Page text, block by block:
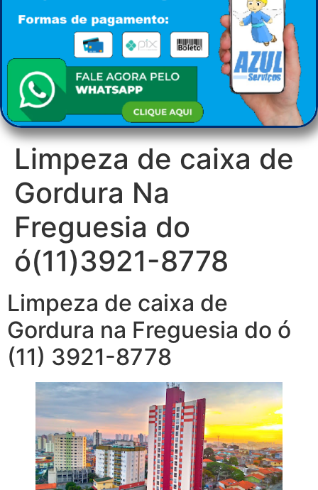
Limpeza de caixa de
Gordura Na
Freguesia do
ó(11)3921-8778
Limpeza de caixa de
Gordura na Freguesia do ó
(11) 3921-8778